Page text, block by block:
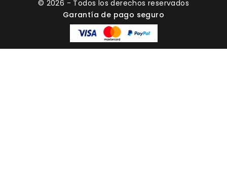
© 2026 - Todos los derechos reservados
Garantía de pago seguro